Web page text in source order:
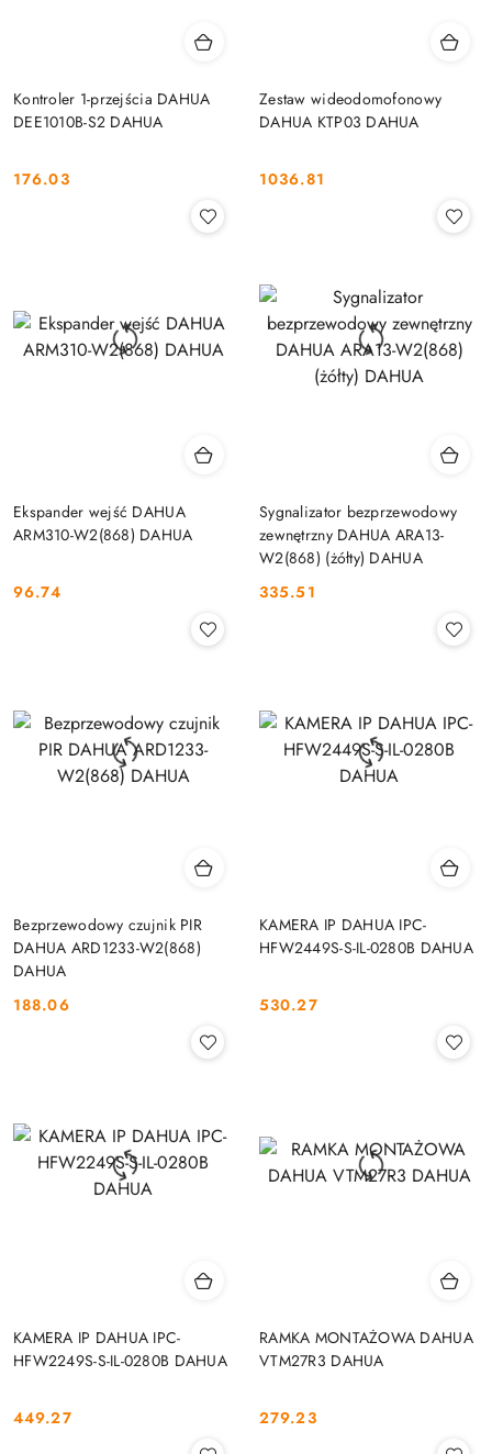
Kontroler 1-przejścia DAHUA
DEE1010B-S2 DAHUA
Cena:
176.03
Zestaw wideodomofonowy
DAHUA KTP03 DAHUA
Cena:
1036.81
Ekspander wejść DAHUA
ARM310-W2(868) DAHUA
Cena:
96.74
Sygnalizator bezprzewodowy
zewnętrzny DAHUA ARA13-
W2(868) (żółty) DAHUA
Cena:
335.51
Bezprzewodowy czujnik PIR
DAHUA ARD1233-W2(868)
DAHUA
Cena:
188.06
KAMERA IP DAHUA IPC-
HFW2449S-S-IL-0280B DAHUA
Cena:
530.27
KAMERA IP DAHUA IPC-
HFW2249S-S-IL-0280B DAHUA
Cena:
449.27
RAMKA MONTAŻOWA DAHUA
VTM27R3 DAHUA
Cena:
279.23